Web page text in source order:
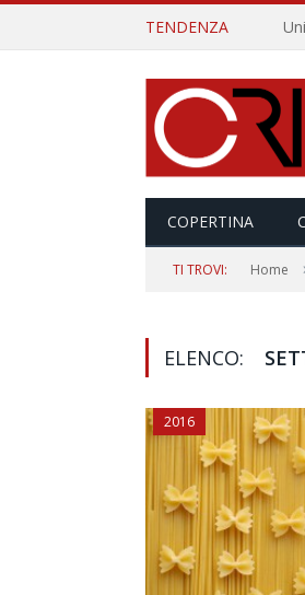
TENDENZA
COPERTINA
TI TROVI: Home
ELENCO:
2016